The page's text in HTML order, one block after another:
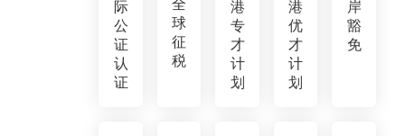
际
公
证
认
证
全
球
征
税
港
专
才
计
划
港
优
才
计
划
岸
豁
免